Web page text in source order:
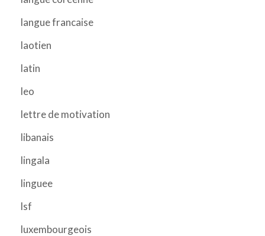
langue francaise
laotien
latin
leo
lettre de motivation
libanais
lingala
linguee
lsf
luxembourgeois